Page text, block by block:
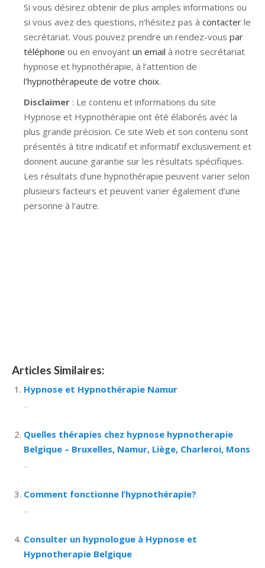
Si vous désirez obtenir de plus amples informations ou
si vous avez des questions, n’hésitez pas à contacter le
secrétariat. Vous pouvez prendre un rendez-vous par
téléphone ou en envoyant un email à notre secrétariat
hypnose et hypnothérapie, à l’attention de
l'hypnothérapeute de votre choix.
Disclaimer : Le contenu et informations du site
Hypnose et Hypnothérapie ont été élaborés avec la
plus grande précision. Ce site Web et son contenu sont
présentés à titre indicatif et informatif exclusivement et
donnent aucune garantie sur les résultats spécifiques.
Les résultats d’une hypnothérapie peuvent varier selon
plusieurs facteurs et peuvent varier également d’une
personne à l’autre.
Articles Similaires:
Hypnose et Hypnothérapie Namur
Quelles thérapies chez hypnose hypnotherapie
Belgique – Bruxelles, Namur, Liège, Charleroi, Mons
Comment fonctionne l’hypnothérapie?
Consulter un hypnologue à Hypnose et
Hypnotherapie Belgique